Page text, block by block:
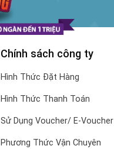
Chính sách công ty
Hình Thức Đặt Hàng
Hình Thức Thanh Toán
Sử Dụng Voucher/ E-Voucher
Phương Thức Vận Chuyên